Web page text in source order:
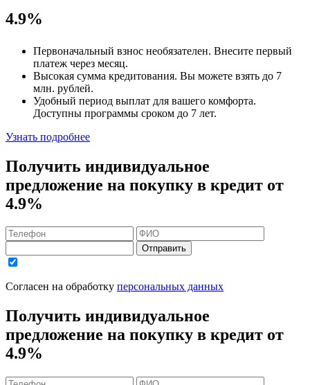
4.9%
Первоначальный взнос необязателен. Внесите первый
платеж через месяц.
Высокая сумма кредитования. Вы можете взять до 7
млн. рублей.
Удобный период выплат для вашего комфорта.
Доступны программы сроком до 7 лет.
Узнать подробнее
Получить индивидуальное
предложение на покупку в кредит от
4.9%
Отправить
Согласен на обработку персональных данных
Получить индивидуальное
предложение на покупку в кредит от
4.9%